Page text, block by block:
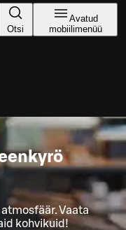
Otsi
Avatud
mobiilimenüü
Vaata
kohvikuid!